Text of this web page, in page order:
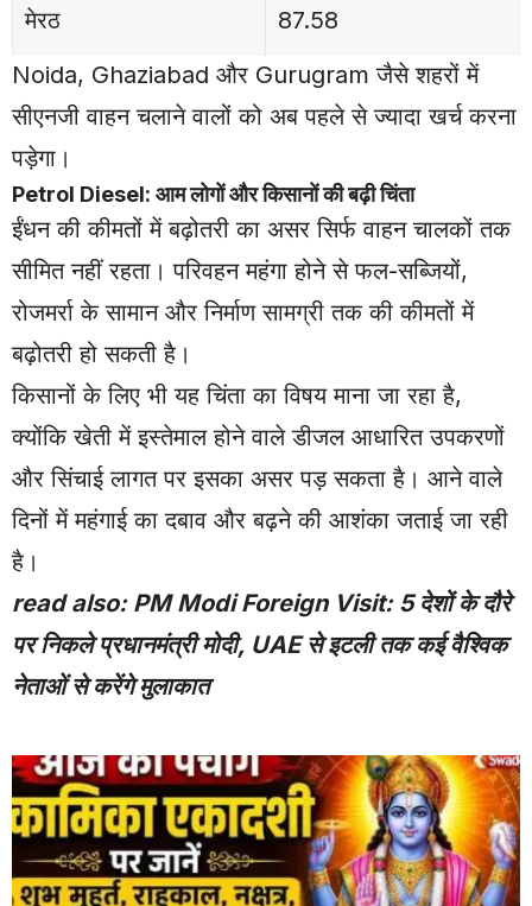
मेरठ
87.58
Noida, Ghaziabad और Gurugram जैसे शहरों में
सीएनजी वाहन चलाने वालों को अब पहले से ज्यादा खर्च करना
पड़ेगा।
Petrol Diesel: आम लोगों और किसानों की बढ़ी चिंता
ईंधन की कीमतों में बढ़ोतरी का असर सिर्फ वाहन चालकों तक
सीमित नहीं रहता। परिवहन महंगा होने से फल-सब्जियों,
रोजमर्रा के सामान और निर्माण सामग्री तक की कीमतों में
बढ़ोतरी हो सकती है।
किसानों के लिए भी यह चिंता का विषय माना जा रहा है,
क्योंकि खेती में इस्तेमाल होने वाले डीजल आधारित उपकरणों
और सिंचाई लागत पर इसका असर पड़ सकता है। आने वाले
दिनों में महंगाई का दबाव और बढ़ने की आशंका जताई जा रही
है।
read also: PM Modi Foreign Visit: 5 देशों के दौरे
पर निकले प्रधानमंत्री मोदी, UAE से इटली तक कई वैश्विक
नेताओं से करेंगे मुलाकात